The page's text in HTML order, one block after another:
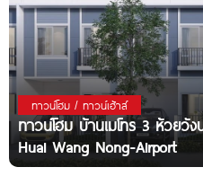
ทาวน์โฮม / ทาวน์เฮ้าส์
ทาวน์โฮม บ้านเมโทร 3 ห้วยวั
Huai Wang Nong-Airport